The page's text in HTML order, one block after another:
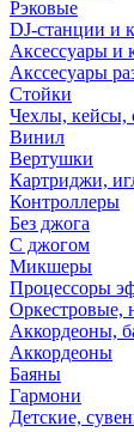
Рэковые
DJ-станции и
Аксессуары и
Акссесуары
Стойки
Чехлы, кейсы,
Винил
Вертушки
Картриджи,
Контроллеры
Без джога
С джогом
Микшеры
Процессоры
Оркестровые,
Аккордеоны,
Аккордеоны
Баяны
Гармони
Детские,